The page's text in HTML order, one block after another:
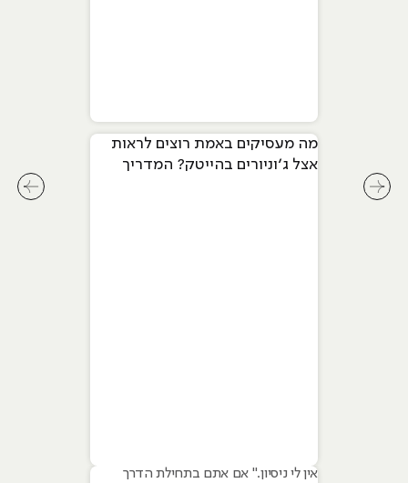
מה מעסיקים באמת רוצים לראות
אצל ג׳וניורים בהייטק? המדריך
אין לי ניסיון." אם אתם בתחילת הדרך
לחץ לחץ לשיקופית קודמת בסליידר מאמרים